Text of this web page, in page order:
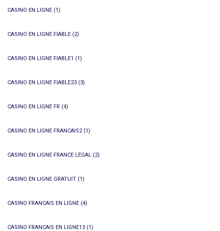
CASINO EN LIGNE (1)
CASINO EN LIGNE FIABLE (2)
CASINO EN LIGNE FIABLE1 (1)
CASINO EN LIGNE FIABLE23 (3)
CASINO EN LIGNE FR (4)
CASINO EN LIGNE FRANCAIS2(1)
CASINO EN LIGNE FRANCE LÉGAL (2)
CASINO EN LIGNE GRATUIT (1)
CASINO FRANCAIS EN LIGNE (4)
CASINO FRANCAIS EN LIGNE13 (1)